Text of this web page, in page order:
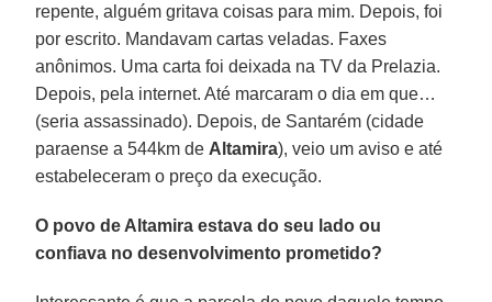
repente, alguém gritava coisas para mim. Depois, foi
por escrito. Mandavam cartas veladas. Faxes
anônimos. Uma carta foi deixada na TV da Prelazia.
Depois, pela internet. Até marcaram o dia em que…
(seria assassinado). Depois, de Santarém (cidade
paraense a 544km de Altamira), veio um aviso e até
estabeleceram o preço da execução.
O povo de Altamira estava do seu lado ou
confiava no desenvolvimento prometido?